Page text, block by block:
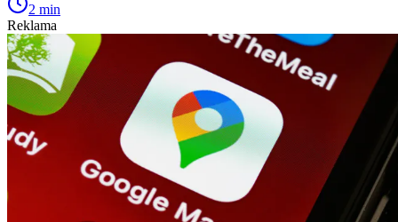
2 min
Reklama